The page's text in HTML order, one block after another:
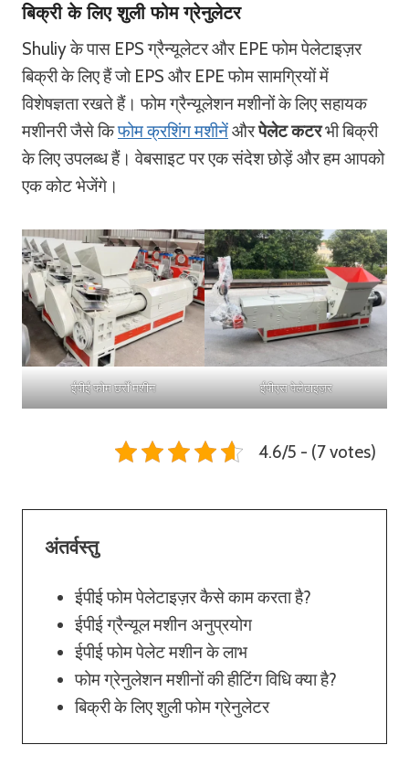
बिक्री के लिए शुली फोम ग्रेनुलेटर
Shuliy के पास EPS ग्रैन्यूलेटर और EPE फोम पेलेटाइज़र
बिक्री के लिए हैं जो EPS और EPE फोम सामग्रियों में
विशेषज्ञता रखते हैं। फोम ग्रैन्यूलेशन मशीनों के लिए सहायक
मशीनरी जैसे किफोम क्रशिंग मशीनेंऔरपेलेट कटरभी बिक्री
के लिए उपलब्ध हैं। वेबसाइट पर एक संदेश छोड़ें और हम आपको
एक कोट भेजेंगे।
ईपीई फोम छर्रों मशीन ईपीएस पेलेटाइज़र
4.6/5 - (7 votes)
अंतर्वस्तु
ईपीई फोम पेलेटाइज़र कैसे काम करता है?
ईपीई ग्रैन्यूल मशीन अनुप्रयोग
ईपीई फोम पेलेट मशीन के लाभ
फोम ग्रेनुलेशन मशीनों की हीटिंग विधि क्या है?
बिक्री के लिए शुली फोम ग्रेनुलेटर